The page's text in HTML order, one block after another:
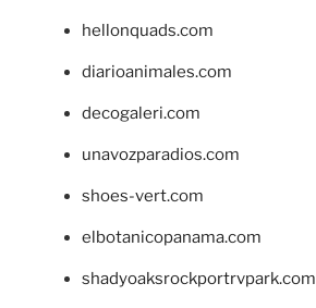
hellonquads.com
diarioanimales.com
decogaleri.com
unavozparadios.com
shoes-vert.com
elbotanicopanama.com
shadyoaksrockportrvpark.com